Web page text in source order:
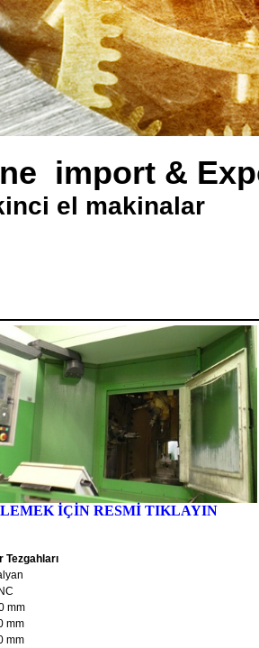
import &
el makinalar
İÇİN RESMİ TIKLAYIN
Tezgahları
mm
mm
mm